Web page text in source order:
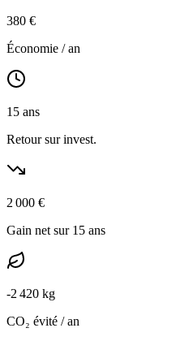
380 €
Économie / an
15 ans
Retour sur invest.
2 000 €
Gain net sur 15 ans
-2 420 kg
CO₂ évité / an